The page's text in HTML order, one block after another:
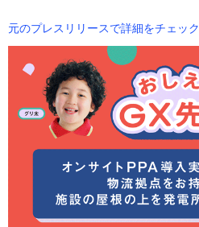
元のプレスリリースで詳細をチェック